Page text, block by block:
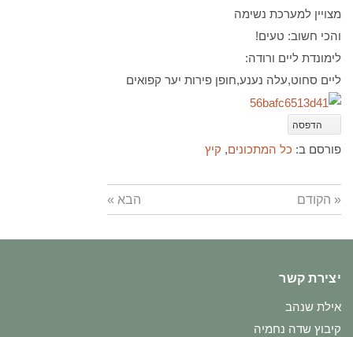
מצויין למערכת נשימה
והכי חשוב: טעים!
לימונדת ליים ורודה:
ליים סחוט,עלה נענע,חופן פירות יער קפואים
הדפסה
פורסם ב: כל המתכונים, קיץ
« הקודם הבא »
יצירת קשר
אילת שנהב
קיבוץ שדה נחמיה